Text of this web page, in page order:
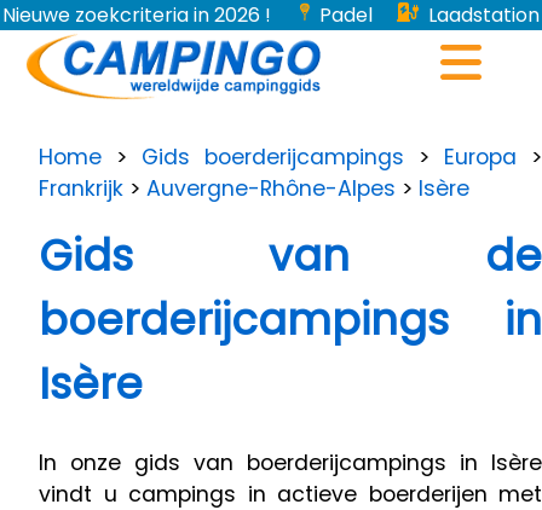
Nieuwe zoekcriteria in 2026 ! Padel
Laadstation
voor elektrische voertuigen...
Home > Gids boerderijcampings > Europa >
Frankrijk > Auvergne-Rhône-Alpes > Isère
Gids van de
boerderijcampings in
Isère
In onze gids van boerderijcampings in Isère
vindt u campings in actieve boerderijen met